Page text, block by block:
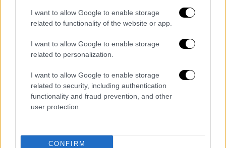
I want to allow Google to enable storage
related to functionality of the website or app.
I want to allow Google to enable storage
related to personalization.
I want to allow Google to enable storage
related to security, including authentication
functionality and fraud prevention, and other
user protection.
CONFIRM
Τα σχολιά σας δημοσιεύονται άμεσα με δική σας ευθύνη. Το